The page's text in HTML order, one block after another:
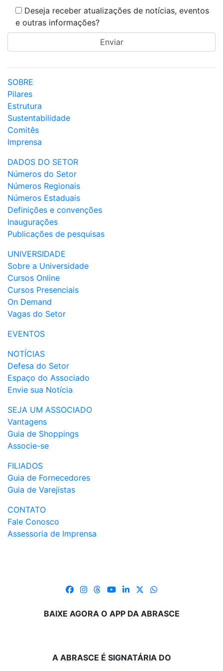
Deseja receber atualizações de notícias, eventos
e outras informações?
SOBRE
Pilares
Estrutura
Sustentabilidade
Comitês
Imprensa
DADOS DO SETOR
Números do Setor
Números Regionais
Números Estaduais
Definições e convenções
Inaugurações
Publicações de pesquisas
UNIVERSIDADE
Sobre a Universidade
Cursos Online
Cursos Presenciais
On Demand
Vagas do Setor
EVENTOS
NOTÍCIAS
Defesa do Setor
Espaço do Associado
Envie sua Notícia
SEJA UM ASSOCIADO
Vantagens
Guia de Shoppings
Associe-se
FILIADOS
Guia de Fornecedores
Guia de Varejistas
CONTATO
Fale Conosco
Assessoria de Imprensa
BAIXE AGORA O APP DA ABRASCE
A ABRASCE É SIGNATÁRIA DO